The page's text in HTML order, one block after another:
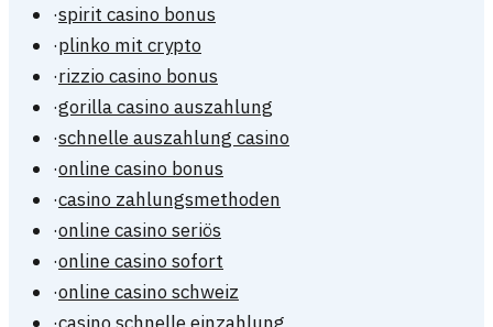
·spirit casino bonus
·plinko mit crypto
·rizzio casino bonus
·gorilla casino auszahlung
·schnelle auszahlung casino
·online casino bonus
·casino zahlungsmethoden
·online casino seriös
·online casino sofort
·online casino schweiz